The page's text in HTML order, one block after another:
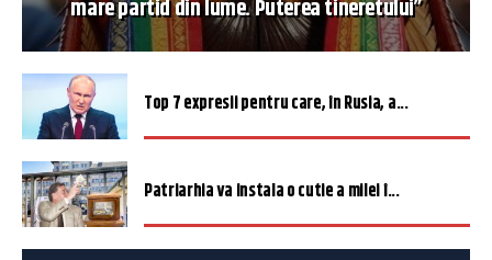
mare partid din lume. Puterea tineretului”
Top 7 expresii pentru care, în Rusia, a...
Patriarhia va instala o cutie a milei î...